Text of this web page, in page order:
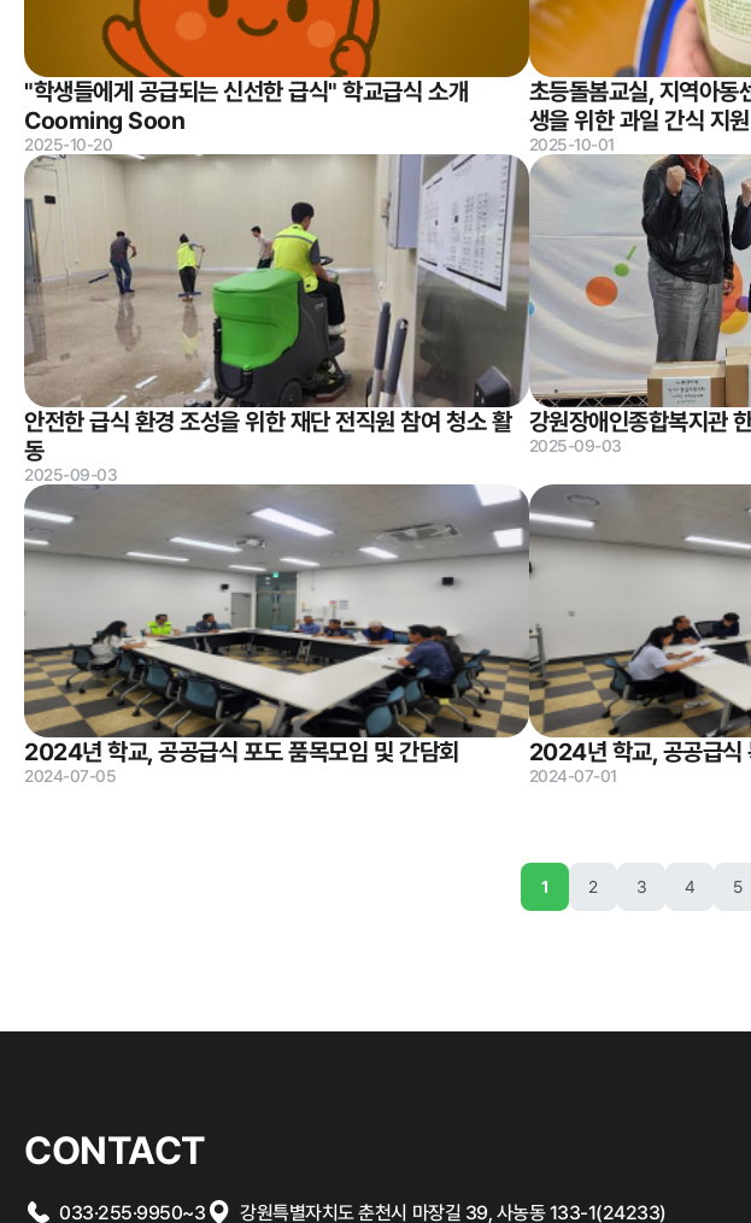
경영평가 결과
감사결과 조치요구사항
홍보마당
보도자료
알림마당
채용공고
클린신고
갑질피해 신고
"학생들에게 공급되는 신선한 급식" 학교급식 소개
Cooming Soon
2025-10-20
초등돌봄교실, 지역아동
생을 위한 과일 간식 지
2025-10-01
안전한 급식 환경 조성을 위한 재단 전직원 참여 청소 활
동
2025-09-03
강원장애인종합복지관
2025-09-03
2024년 학교, 공공급식 포도 품목모임 및 간담회
2024-07-05
2024년 학교, 공공급식
2024-07-01
1 2 3 4 5
CONTACT
033·255·9950~3 강원특별자치도 춘천시 마장길 39, 사농동 133-1(24233)